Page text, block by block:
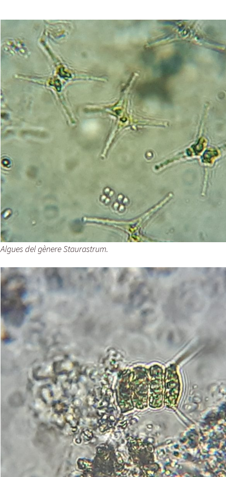
Algues del gènere Staurastrum.